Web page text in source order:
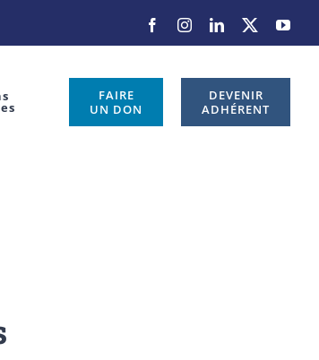
FacebookInstagramLinkedIn
X
FAIRE
UN DON
DEVENIR
ADHÉRENT